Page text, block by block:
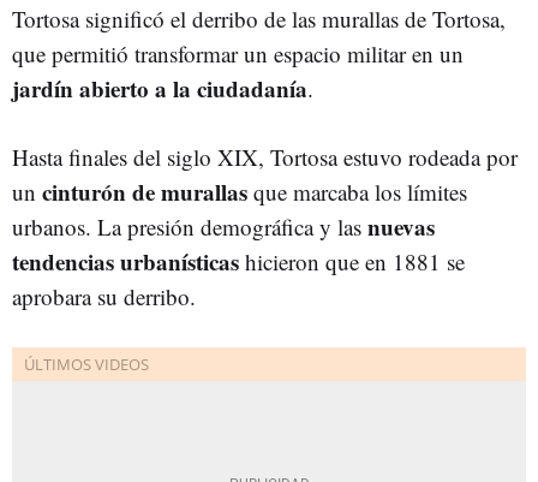
Tortosa significó el derribo de las murallas de Tortosa,
que permitió transformar un espacio militar en un
jardín abierto a la ciudadanía.
Hasta finales del siglo XIX, Tortosa estuvo rodeada por
un cinturón de murallas que marcaba los límites
urbanos. La presión demográfica y las nuevas
tendencias urbanísticas hicieron que en 1881 se
aprobara su derribo.